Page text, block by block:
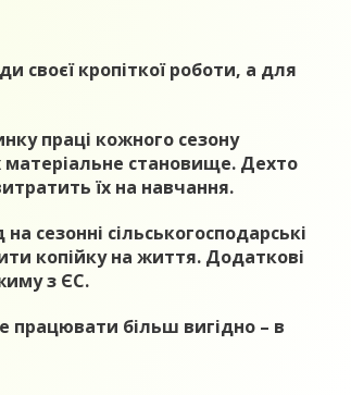
своєї кропіткої роботи, а для
праці кожного сезону
матеріальне становище. Дехто
їх на навчання.
сезонні сільськогосподарські
копійку на життя. Додаткові
з ЄС.
працювати більш вигідно – в